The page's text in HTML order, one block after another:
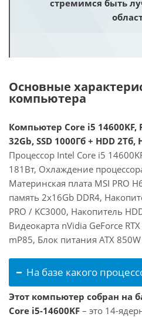
стремимся быть
Основные
компьютера
Компьютер Core i5 14600KF,
32Gb, SSD 1000Гб + HDD 2Тб,
Процессор Intel Core i5
181Вт, Охлаждение
Материнская плата MSI PRO
память 2x16Gb DDR4,
PRO / KC3000, Накопитель
Видеокарта nVidia GeForce
mP85, Блок питания ATX
На базе какого
Этот компьютер собран на
Core i5-14600KF – это 14-